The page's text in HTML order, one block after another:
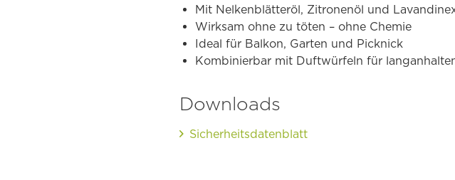
Mit Nelkenblätteröl, Zitronenöl und
Wirksam ohne zu töten – ohne Chemie
Ideal für Balkon, Garten und Picknick
Kombinierbar mit Duftwürfeln für
Downloads
Sicherheitsdatenblatt